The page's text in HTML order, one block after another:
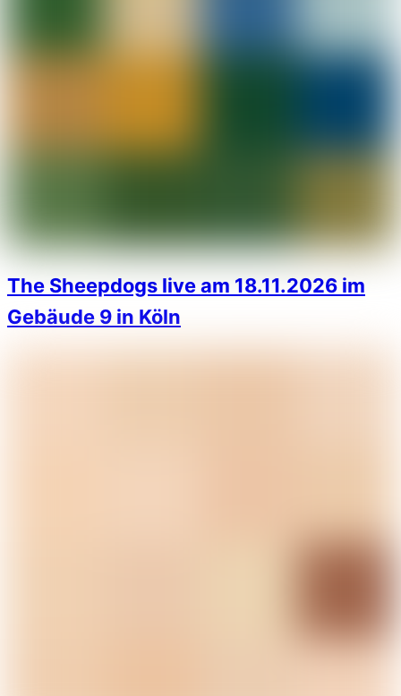
The Sheepdogs live am 18.11.2026 im
Gebäude 9 in Köln